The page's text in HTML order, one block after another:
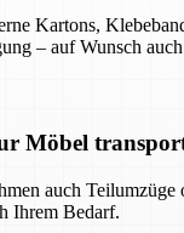
Kartons,
– auf Wunsch
Möbel
auch Teilumzüge
Ihrem Bedarf.